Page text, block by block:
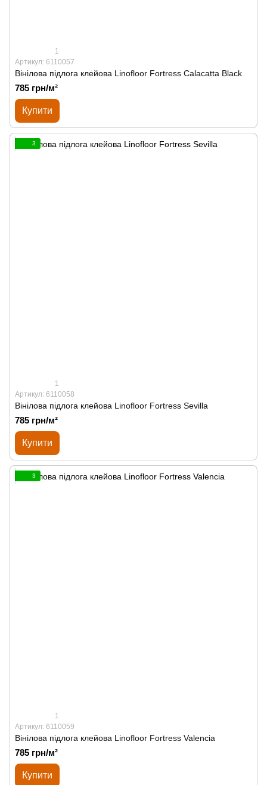
1
Артикул: 6110057
Вінілова підлога клейова Linofloor Fortress Calacatta Black
785 грн/м²
Купити
3
1
Артикул: 6110058
Вінілова підлога клейова Linofloor Fortress Sevilla
785 грн/м²
Купити
3
1
Артикул: 6110059
Вінілова підлога клейова Linofloor Fortress Valencia
785 грн/м²
Купити